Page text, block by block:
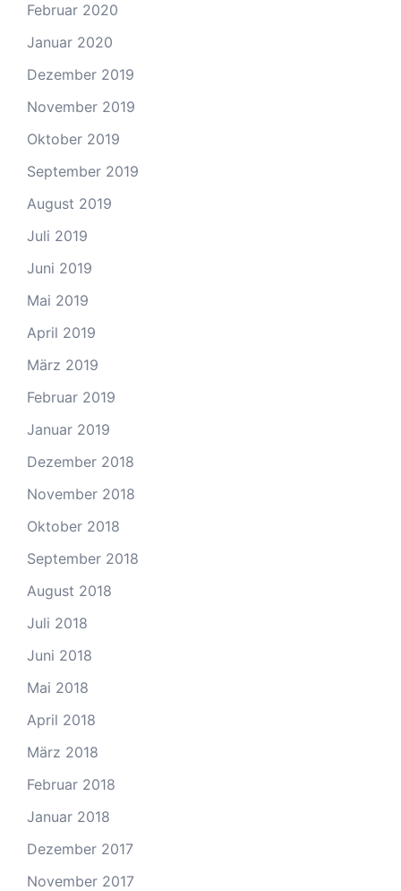
Februar 2020
Januar 2020
Dezember 2019
November 2019
Oktober 2019
September 2019
August 2019
Juli 2019
Juni 2019
Mai 2019
April 2019
März 2019
Februar 2019
Januar 2019
Dezember 2018
November 2018
Oktober 2018
September 2018
August 2018
Juli 2018
Juni 2018
Mai 2018
April 2018
März 2018
Februar 2018
Januar 2018
Dezember 2017
November 2017